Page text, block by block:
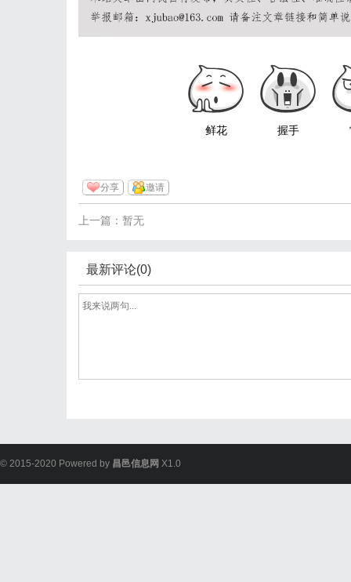
鲜花 握手
分享 邀请
上一篇：暂无
最新评论(0)
© 2015-2020 Powered by 昌邑信息网 X1.0